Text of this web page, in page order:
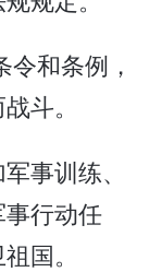
和条例，
斗。
事训练、
行动任
国。